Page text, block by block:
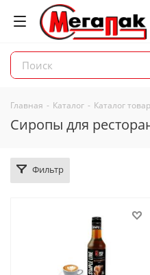
Главная - Каталог - Каталог
Сиропы для
Фильтр